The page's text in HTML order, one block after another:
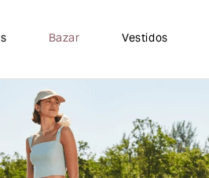
Bazar Vestidos